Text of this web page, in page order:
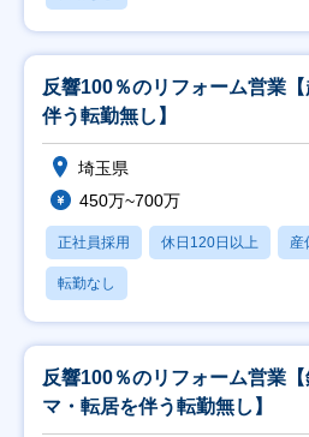
反響100％のリフォーム営業
伴う転勤無し】
埼玉県
450万~700万
正社員採用 休日120日以上 産
転勤なし
反響100％のリフォーム営業
マ・転居を伴う転勤無し】